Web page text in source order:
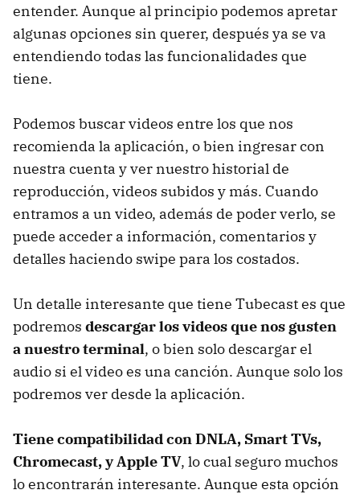
entender. Aunque al principio podemos apretar
algunas opciones sin querer, después ya se va
entendiendo todas las funcionalidades que
tiene.
Podemos buscar videos entre los que nos
recomienda la aplicación, o bien ingresar con
nuestra cuenta y ver nuestro historial de
reproducción, videos subidos y más. Cuando
entramos a un video, además de poder verlo, se
puede acceder a información, comentarios y
detalles haciendo swipe para los costados.
Un detalle interesante que tiene Tubecast es que
podremos descargar los videos que nos gusten
a nuestro terminal, o bien solo descargar el
audio si el video es una canción. Aunque solo los
podremos ver desde la aplicación.
Tiene compatibilidad con DNLA, Smart TVs,
Chromecast, y Apple TV, lo cual seguro muchos
lo encontrarán interesante. Aunque esta opción